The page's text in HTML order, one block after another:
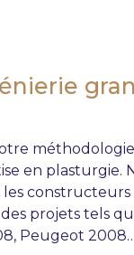
en plasturgie.
projets tels
Peugeot